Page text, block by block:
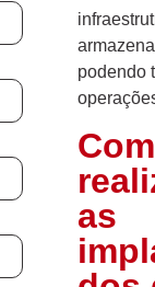
podendo
as